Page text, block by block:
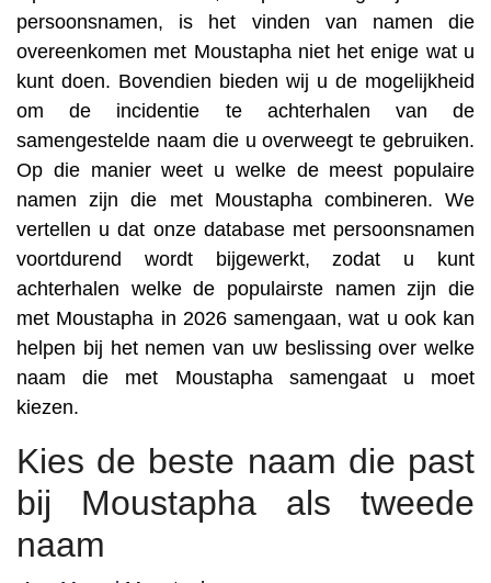
persoonsnamen, is het vinden van namen die
overeenkomen met Moustapha niet het enige wat u
kunt doen. Bovendien bieden wij u de mogelijkheid
om de incidentie te achterhalen van de
samengestelde naam die u overweegt te gebruiken.
Op die manier weet u welke de meest populaire
namen zijn die met Moustapha combineren. We
vertellen u dat onze database met persoonsnamen
voortdurend wordt bijgewerkt, zodat u kunt
achterhalen welke de populairste namen zijn die
met Moustapha in 2026 samengaan, wat u ook kan
helpen bij het nemen van uw beslissing over welke
naam die met Moustapha samengaat u moet
kiezen.
Kies de beste naam die past
bij Moustapha als tweede
naam